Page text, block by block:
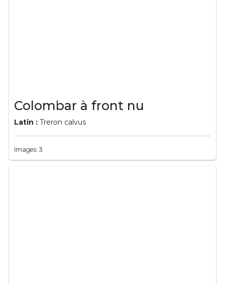
Colombar à front nu
Latin : Treron calvus
Images: 3